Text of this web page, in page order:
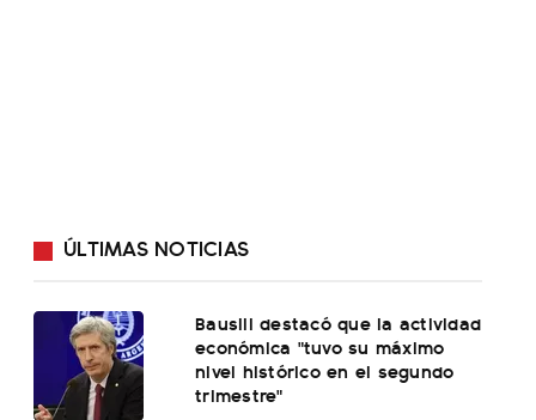
ÚLTIMAS NOTICIAS
Bausili destacó que la actividad
económica "tuvo su máximo
nivel histórico en el segundo
trimestre"